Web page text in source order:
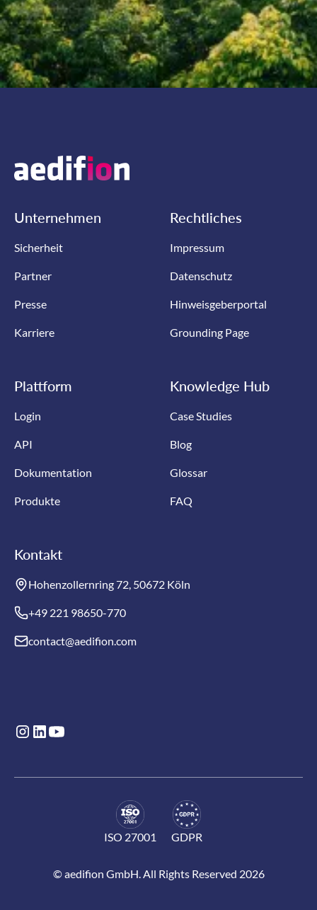
Unternehmen
Sicherheit
Partner
Presse
Karriere
Rechtliches
Impressum
Datenschutz
Hinweisgeberportal
Grounding Page
Plattform
Login
API
Dokumentation
Produkte
Knowledge Hub
Case Studies
Blog
Glossar
FAQ
Kontakt
Hohenzollernring 72, 50672 Köln
+49 221 98650-770
contact@aedifion.com
© aedifion GmbH. All Rights Reserved 2026
ISO 27001 GDPR